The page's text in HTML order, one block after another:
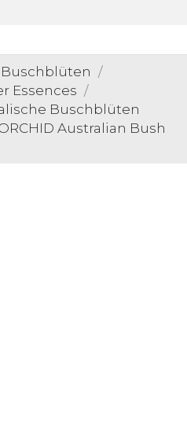
Essences
Buschblüten
Australian Bush